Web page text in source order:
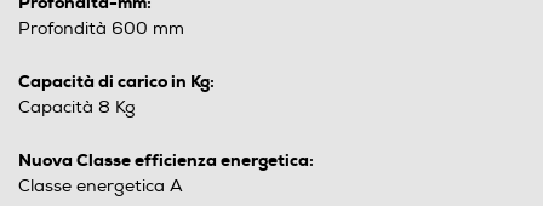
Profondità 600 mm
Capacità di carico in Kg:
Capacità 8 Kg
Nuova Classe efficienza energetica:
Classe energetica A